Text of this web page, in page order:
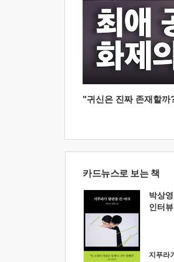
"귀신은 진짜 존재할까
카드뉴스로 보는 책
박상
인터뷰
지푸라